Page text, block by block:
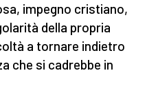
impegno cristiano,
della propria
a tornare indietro
che si cadrebbe in